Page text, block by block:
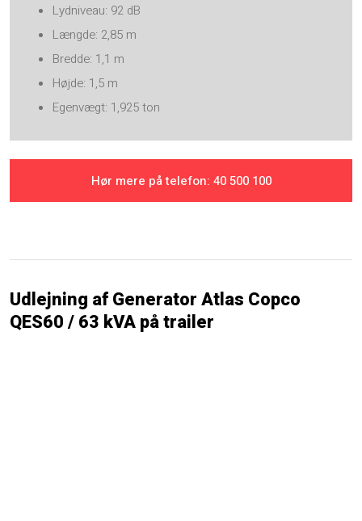
Lydniveau: 92 dB
Længde: 2,85 m
Bredde: 1,1 m
Højde: 1,5 m
Egenvægt: 1,925 ton
Hør mere på telefon: ​40 500 100
Udlejning af Generator Atlas Copco
QES60 / 63 kVA på trailer